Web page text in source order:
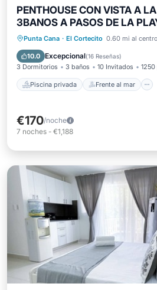
PENTHOUSE CON VISTA A
3BANOS A PASOS DE LA
Punta Cana · El Cortecito 0.60 mi al centro
10.0 Excepcional(16 Reseñas)
3 Dormitorios 3 baños 10 Invitados 1250
Piscina privada Frente al mar
Piscina privada
Frente al
Desayuno
Aparcamiento
€170/noche
7 noches - €1,188